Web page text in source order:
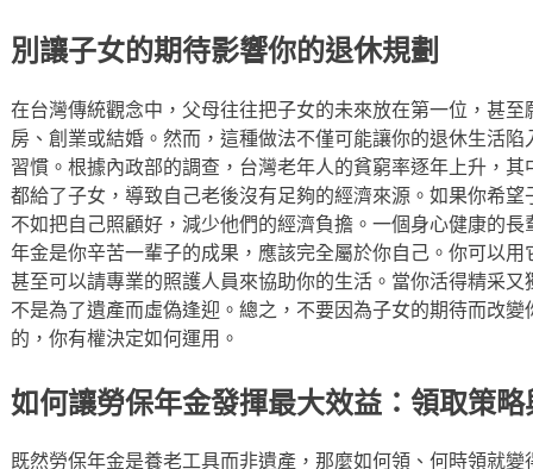
別讓子女的期待影響你的退休規劃
在台灣傳統觀念中，父母往往把子女的未來放在第一位，甚
房、創業或結婚。然而，這種做法不僅可能讓你的退休生活
習慣。根據內政部的調查，台灣老年人的貧窮率逐年上升，
都給了子女，導致自己老後沒有足夠的經濟來源。如果你希
不如把自己照顧好，減少他們的經濟負擔。一個身心健康的
年金是你辛苦一輩子的成果，應該完全屬於你自己。你可以
甚至可以請專業的照護人員來協助你的生活。當你活得精采
不是為了遺產而虛偽逢迎。總之，不要因為子女的期待而改
的，你有權決定如何運用。
如何讓勞保年金發揮最大效益：領取策
既然勞保年金是養老工具而非遺產，那麼如何領、何時領就